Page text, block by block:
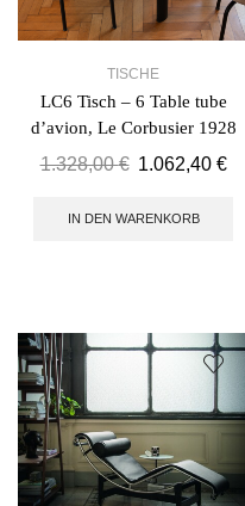
TISCHE
LC6 Tisch – 6 Table tube
d’avion, Le Corbusier 1928
1.328,00€ 1.062,40 €
IN DEN WARENKORB